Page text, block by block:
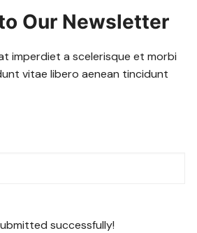
Our Newsletter
imperdiet a scelerisque et morbi
vitae libero aenean tincidunt
successfully!